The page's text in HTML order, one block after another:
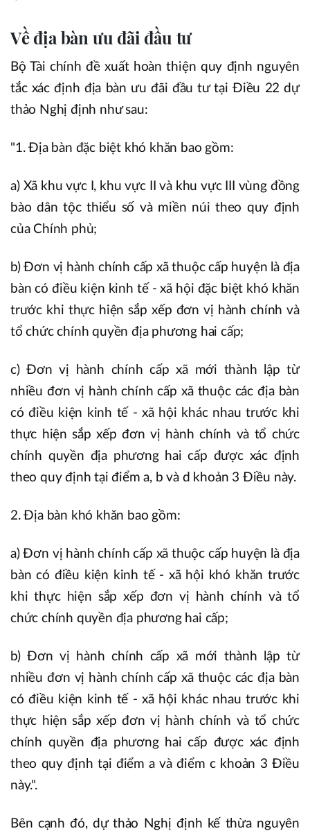
Về địa bàn ưu đãi đầu tư
Bộ Tài chính đề xuất hoàn thiện quy định nguyên
tắc xác định địa bàn ưu đãi đầu tư tại Điều 22 dự
thảo Nghị định như sau:
"1. Địa bàn đặc biệt khó khăn bao gồm:
a) Xã khu vực I, khu vực II và khu vực III vùng đồng
bào dân tộc thiểu số và miền núi theo quy định
của Chính phủ;
b) Đơn vị hành chính cấp xã thuộc cấp huyện là địa
bàn có điều kiện kinh tế - xã hội đặc biệt khó khăn
trước khi thực hiện sắp xếp đơn vị hành chính và
tổ chức chính quyền địa phương hai cấp;
c) Đơn vị hành chính cấp xã mới thành lập từ
nhiều đơn vị hành chính cấp xã thuộc các địa bàn
có điều kiện kinh tế - xã hội khác nhau trước khi
thực hiện sắp xếp đơn vị hành chính và tổ chức
chính quyền địa phương hai cấp được xác định
theo quy định tại điểm a, b và d khoản 3 Điều này.
2. Địa bàn khó khăn bao gồm:
a) Đơn vị hành chính cấp xã thuộc cấp huyện là địa
bàn có điều kiện kinh tế - xã hội khó khăn trước
khi thực hiện sắp xếp đơn vị hành chính và tổ
chức chính quyền địa phương hai cấp;
b) Đơn vị hành chính cấp xã mới thành lập từ
nhiều đơn vị hành chính cấp xã thuộc các địa bàn
có điều kiện kinh tế - xã hội khác nhau trước khi
thực hiện sắp xếp đơn vị hành chính và tổ chức
chính quyền địa phương hai cấp được xác định
theo quy định tại điểm a và điểm c khoản 3 Điều
này.".
Bên cạnh đó, dự thảo Nghị định kế thừa nguyên